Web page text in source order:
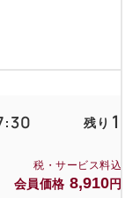
税・サービス料込
会員価格 8,910円
残り 1